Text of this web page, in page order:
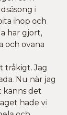
i
ihop och
har gjort,
och ovana
tråkigt. Jag
Nu när jag
känns det
hade vi